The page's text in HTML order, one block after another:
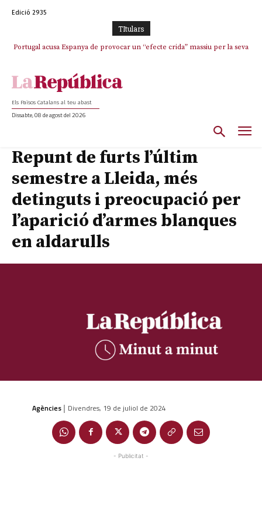
Edició 2935
TItulars
Portugal acusa Espanya de provocar un “efecte crida” massiu per la seva
El col·lapse de l’operació de Marc Puigtió a Girona: desbandada de
Els Països Catalans al teu abast
Dissabte, 08 de agost del 2026
Repunt de furts l’últim
semestre a Lleida, més
detinguts i preocupació per
l’aparició d’armes blanques
en aldarulls
Agències | Divendres, 19 de juliol de 2024
- Publicitat -